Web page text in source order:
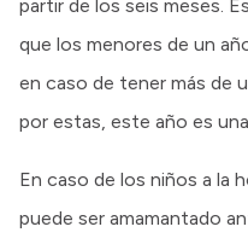
partir de los seis meses.
que los menores de un
en caso de tener más de
por estas, este año es
En caso de los niños a la
puede ser amamantado